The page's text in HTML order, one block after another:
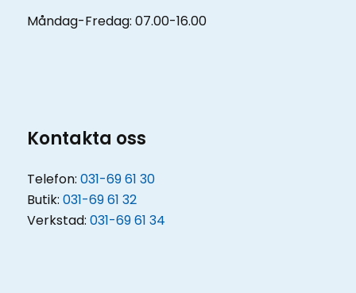
Måndag-Fredag: 07.00-16.00
Kontakta oss
Telefon: 031-69 61 30
Butik: 031-69 61 32
Verkstad: 031-69 61 34